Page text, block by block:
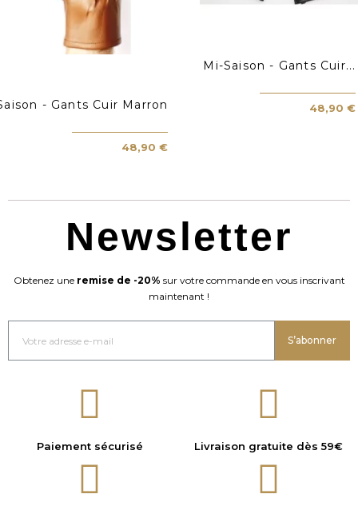
- Gants Cuir Marron
48,90 €
Mi-Saison - Gants Cuir...
48,90 €
Newsletter
Obtenez une remise de -20% sur votre commande en vous inscrivant
maintenant !
S’abonner
Paiement sécurisé Livraison gratuite dès 59€